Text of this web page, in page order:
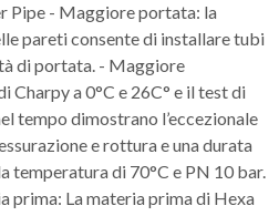
Pipe - Maggiore portata: la
pareti consente di installare tubi
di portata. - Maggiore
Charpy a 0°C e 26C° e il test di
tempo dimostrano l’eccezionale
e rottura e una durata
temperatura di 70°C e PN 10 bar.
prima: La materia prima di Hexa